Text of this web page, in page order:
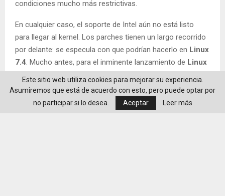
condiciones mucho más restrictivas.
En cualquier caso, el soporte de Intel aún no está listo
para llegar al kernel. Los parches tienen un largo recorrido
por delante: se especula con que podrían hacerlo en Linux
7.4. Mucho antes, para el inminente lanzamiento de Linux
7.2 , se estrenará el soporte inicial de HDMI 2.1 FRL en
AMDGPU, aunque desactivado por defecto y todavía lejos
de finalizar la implementación. Pero incluso con eso, hará
falta un mayor esfuerzo para completar la compatibilidad
Este sitio web utiliza cookies para mejorar su experiencia.
Asumiremos que está de acuerdo con esto, pero puede optar por
no participar si lo desea.
Aceptar Leer más